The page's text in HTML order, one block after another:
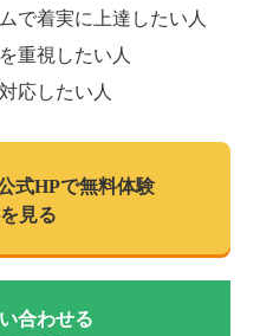
で着実に上達したい人
重視したい人
応したい人
式HPで無料体験
見る
合わせる